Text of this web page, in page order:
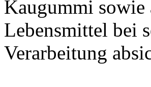
Kaugummi sowie
Lebensmittel bei
Verarbeitung